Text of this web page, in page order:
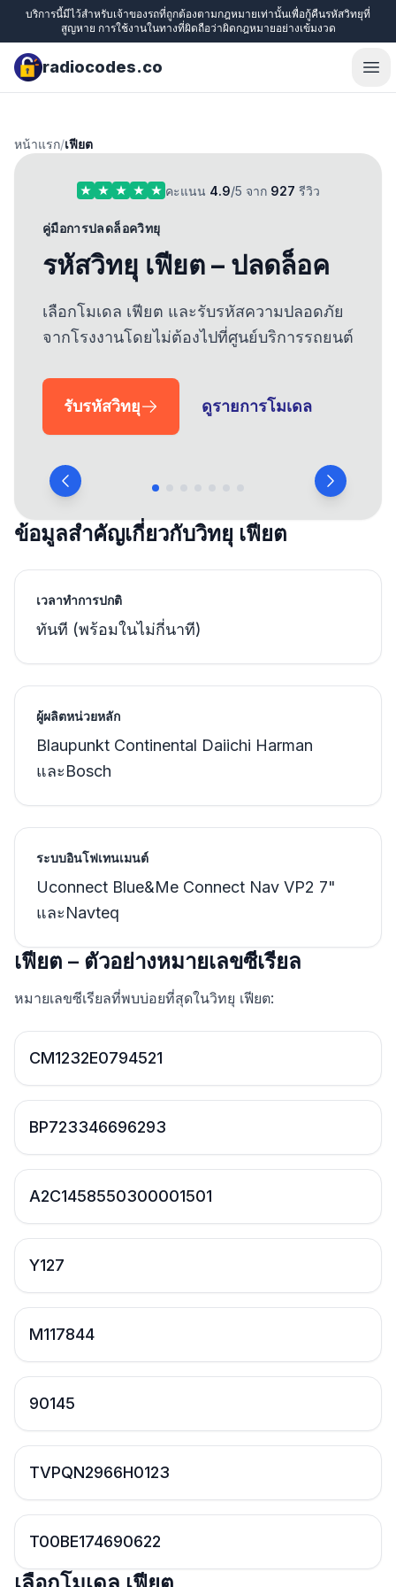
บริการนี้มีไว้สำหรับเจ้าของรถที่ถูกต้องตามกฎหมายเท่านั้นเพื่อกู้คืนรหัสวิทยุที่
สูญหาย การใช้งานในทางที่ผิดถือว่าผิดกฎหมายอย่างเข้มงวด
radiocodes.co
หน้าแรก/เฟียต
คะแนน 4.9/5 จาก 927 รีวิว
คู่มือการปลดล็อควิทยุ
รหัสวิทยุ เฟียต – ปลดล็อค
เลือกโมเดล เฟียต และรับรหัสความปลอดภัย
จากโรงงานโดยไม่ต้องไปที่ศูนย์บริการรถยนต์
รับรหัสวิทยุ ดูรายการโมเดล
ข้อมูลสำคัญเกี่ยวกับวิทยุ เฟียต
เวลาทำการปกติ
ทันที (พร้อมในไม่กี่นาที)
ผู้ผลิตหน่วยหลัก
Blaupunkt Continental Daiichi Harman
และBosch
ระบบอินโฟเทนเมนต์
Uconnect Blue&Me Connect Nav VP2 7"
และNavteq
เฟียต – ตัวอย่างหมายเลขซีเรียล
หมายเลขซีเรียลที่พบบ่อยที่สุดในวิทยุ เฟียต:
CM1232E0794521
BP723346696293
A2C1458550300001501
Y127
M117844
90145
TVPQN2966H0123
T00BE174690622